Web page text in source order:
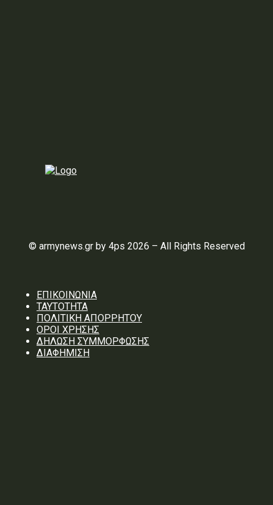
© armynews.gr by 4ps 2026 – All Rights Reserved
ΕΠΙΚΟΙΝΩΝΙΑ
ΤΑΥΤΟΤΗΤΑ
ΠΟΛΙΤΙΚΗ ΑΠΟΡΡΗΤΟΥ
ΟΡΟΙ ΧΡΗΣΗΣ
ΔΗΛΩΣΗ ΣΥΜΜΟΡΦΩΣΗΣ
ΔΙΑΦΗΜΙΣΗ